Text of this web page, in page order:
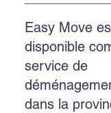
Le
inclut la
chargement, le
déchargement et
biens, avec des
d’emballage et
Easy Move
disponible
service de
dans la